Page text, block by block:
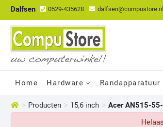
Dalfsen 0529-435628 dalfsen@compustore.nl
Home Hardware Randapparatuur
> Producten > 15,6 inch > Acer AN515-